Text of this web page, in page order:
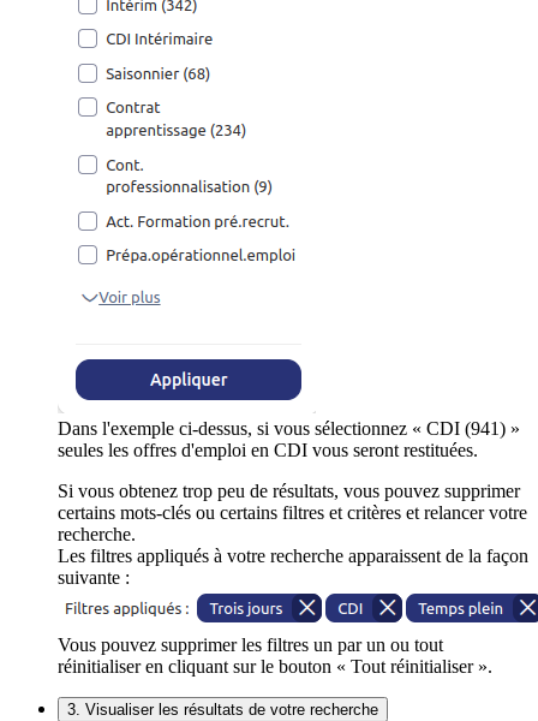
Dans l'exemple ci-dessus, si vous sélectionnez « CDI (941) »
seules les offres d'emploi en CDI vous seront restituées.
Si vous obtenez trop peu de résultats, vous pouvez supprimer
certains mots-clés ou certains filtres et critères et relancer votre
recherche.
Les filtres appliqués à votre recherche apparaissent de la façon
suivante :
Vous pouvez supprimer les filtres un par un ou tout
réinitialiser en cliquant sur le bouton « Tout réinitialiser ».
3. Visualiser les résultats de votre recherche